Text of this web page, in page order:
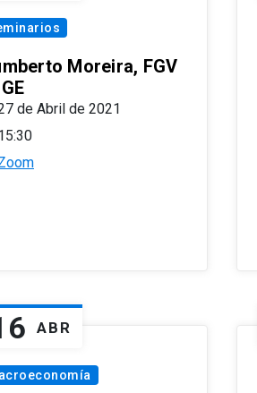
Moreira, FGV
de Abril de 2021
ABR